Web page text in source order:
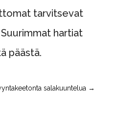
tarvitsevat
hartiat
päästä.
salakuuntelua →